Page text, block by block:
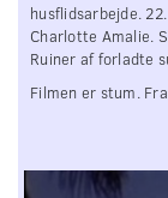
husflidsarbejde.
Charlotte Amalie.
Ruiner af forladte
Filmen er stum.